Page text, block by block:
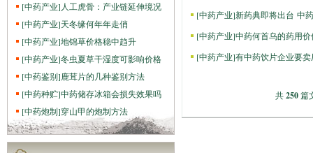
[中药产业] 人工虎骨：产业链延伸境况
[中药产业]天冬缘何年年走俏
[中药产业]地锦草价格稳中趋升
[中药产业]冬虫夏草干湿度可影响价格
[中药鉴别]鹿茸片的几种鉴别方法
[中药种贮]中药储存冰箱会损失效果吗
[中药炮制]穿山甲的炮制方法
[中药产业]新药典即将出台 中
[中药产业]中药何首乌的药用
[中药产业]有中药饮片企业要卖
共250篇